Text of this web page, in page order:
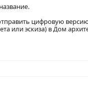
цифровую
или эскиза) в Дом